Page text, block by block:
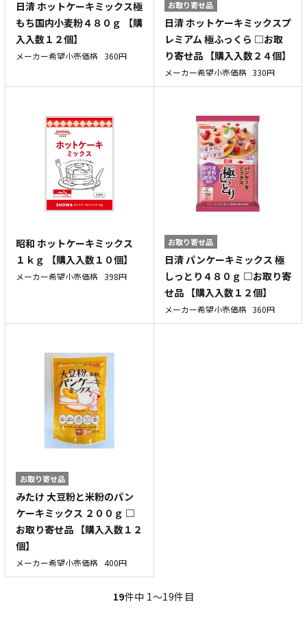
日清 ホットケーキミックス極
もち国内小麦粉４８０ｇ 【購
入入数１２個】
メーカー希望小売価格 360円
お取り寄せ品
日清 ホットケーキミックスプ
レミアム 極ふっくら □お取
り寄せ品 【購入入数２４個】
メーカー希望小売価格 330円
昭和 ホットケーキミックス
１ｋｇ 【購入入数１０個】
メーカー希望小売価格 398円
お取り寄せ品
日清 パンケーキミックス 極
しっとり４８０ｇ □お取り寄
せ品 【購入入数１２個】
メーカー希望小売価格 360円
お取り寄せ品
みたけ 大豆粉と米粉のパン
ケーキミックス ２００ｇ □
お取り寄せ品 【購入入数１２
個】
メーカー希望小売価格 400円
19件中 1〜19件目